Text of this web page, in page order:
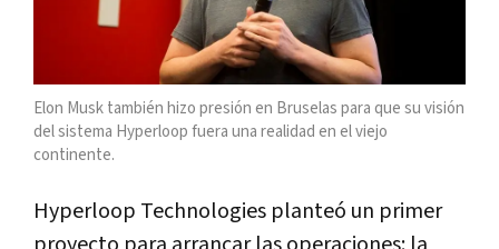
Elon Musk también hizo presión en Bruselas para que su visión
del sistema Hyperloop fuera una realidad en el viejo
continente.
Hyperloop Technologies planteó un primer